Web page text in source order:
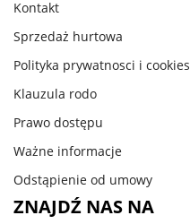
Kontakt
Sprzedaż hurtowa
Polityka prywatnosci i cookies
Klauzula rodo
Prawo dostępu
Ważne informacje
Odstąpienie od umowy
ZNAJDŹ NAS NA